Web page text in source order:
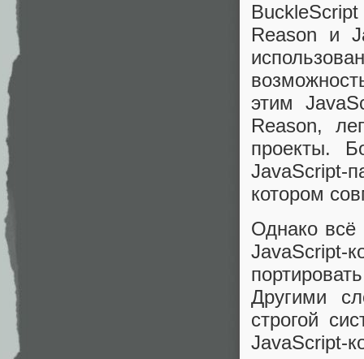
Reason и
этим
Reason,
проекты.
JavaScript-
котором
Однако всё
JavaScript-
Другими
строгой
JavaScript-